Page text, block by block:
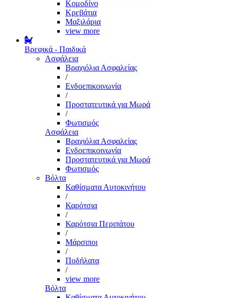
Κομοδίνο
Κρεβάτια
Μαξιλάρια
view more
Βρεφικά - Παιδικά
Ασφάλεια
Βραχιόλια Ασφαλείας
/
Ενδοεπικοινωνία
/
Προστατευτικά για Μωρά
/
Φωτισμός
Ασφάλεια
Βραχιόλια Ασφαλείας
Ενδοεπικοινωνία
Προστατευτικά για Μωρά
Φωτισμός
Βόλτα
Καθίσματα Αυτοκινήτου
/
Καρότσια
/
Καρότσια Περιπάτου
/
Μάρσιποι
/
Ποδήλατα
/
view more
Βόλτα